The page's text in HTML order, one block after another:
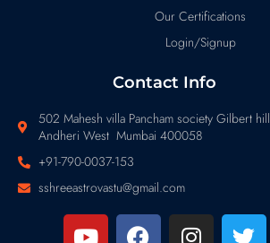
Our Certifications
Login/Signup
Contact Info
502 Mahesh villa Pancham society Gilbert hill
Andheri West Mumbai 400058
+91-790-0037-153
sshreeastrovastu@gmail.com